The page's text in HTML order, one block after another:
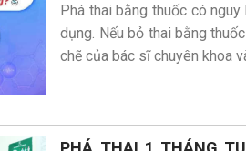
Phá thai bằng thuốc có
dụng. Nếu bỏ thai bằng
chẽ của bác sĩ chuyên khoa